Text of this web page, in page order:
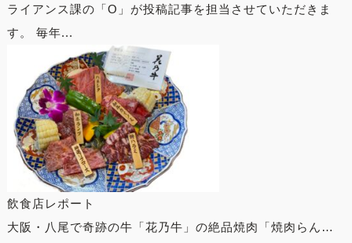
ライアンス課の「O」が投稿記事を担当させていただきま
す。 毎年...
飲食店レポート
大阪・八尾で奇跡の牛「花乃牛」の絶品焼肉「焼肉らん…